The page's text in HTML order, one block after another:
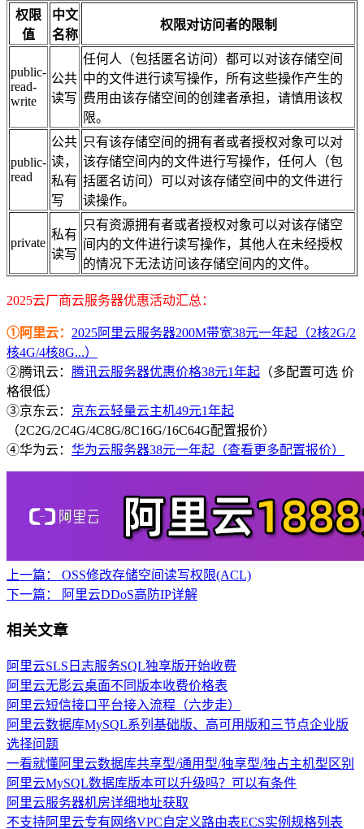
权限
值
中文
名称
权限对访问者的限制
public-
read-
write
公共
读写
任何人（包括匿名访问）都可以对该存储空间
中的文件进行读写操作，所有这些操作产生的
费用由该存储空间的创建者承担，请慎用该权
限。
public-
read
公共
读，
私有
写
只有该存储空间的拥有者或者授权对象可以对
该存储空间内的文件进行写操作，任何人（包
括匿名访问）可以对该存储空间中的文件进行
读操作。
private
私有
读写
只有资源拥有者或者授权对象可以对该存储空
间内的文件进行读写操作，其他人在未经授权
的情况下无法访问该存储空间内的文件。
2025云厂商云服务器优惠活动汇总：
①阿里云： 2025阿里云服务器200M带宽38元一年起（2核2G/2
核4G/4核8G...）
②腾讯云： 腾讯云服务器优惠价格38元1年起 （多配置可选 价
格很低）
③京东云： 京东云轻量云主机49元1年起
（2C2G/2C4G/4C8G/8C16G/16C64G配置报价）
④华为云： 华为云服务器38元一年起（查看更多配置报价）
上一篇：
OSS修改存储空间读写权限(ACL)
下一篇：
阿里云DDoS高防IP详解
相关文章
阿里云SLS日志服务SQL独享版开始收费
阿里云无影云桌面不同版本收费价格表
阿里云短信接口平台接入流程（六步走）
阿里云数据库MySQL系列基础版、高可用版和三节点企业版
选择问题
一看就懂阿里云数据库共享型/通用型/独享型/独占主机型区别
阿里云MySQL数据库版本可以升级吗？可以有条件
阿里云服务器机房详细地址获取
不支持阿里云专有网络VPC自定义路由表ECS实例规格列表